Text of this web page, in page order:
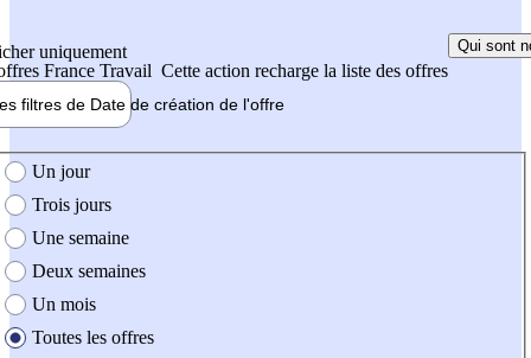
uniquement
France Travail Cette action recharge la liste des offres
Qui sont
filtres de Date de création de l'offre
création de l'offre
Un jour
Trois jours
Une semaine
Deux semaines
Un mois
Toutes les offres